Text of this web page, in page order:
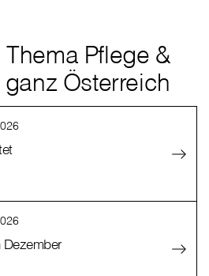
Pflege &
Österreich
Dezember